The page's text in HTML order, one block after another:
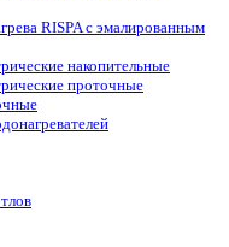
RISPA с эмалированным
накопительные
проточные